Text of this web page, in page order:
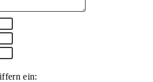
ein: